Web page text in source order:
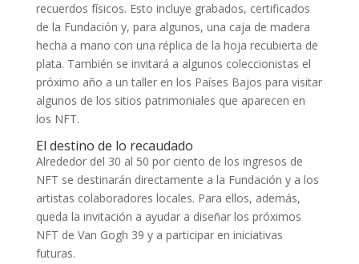
recuerdos físicos. Esto incluye grabados, certificados
de la Fundación y, para algunos, una caja de madera
hecha a mano con una réplica de la hoja recubierta de
plata. También se invitará a algunos coleccionistas el
próximo año a un taller en los Países Bajos para visitar
algunos de los sitios patrimoniales que aparecen en
los NFT.
El destino de lo recaudado
Alrededor del 30 al 50 por ciento de los ingresos de
NFT se destinarán directamente a la Fundación y a los
artistas colaboradores locales. Para ellos, además,
queda la invitación a ayudar a diseñar los próximos
NFT de Van Gogh 39 y a participar en iniciativas
futuras.